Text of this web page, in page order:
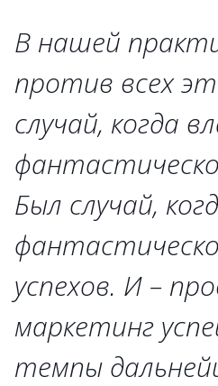
В нашей
против всех
случай, когда
Был случай,
успехов. И –
маркетинг
темпы